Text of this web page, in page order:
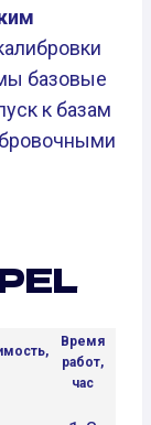
базовые
к базам
Время
работ,
час